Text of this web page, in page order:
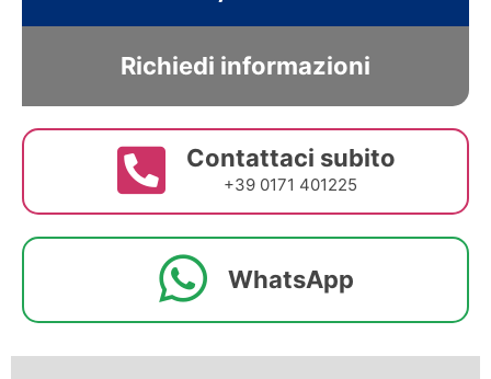
Richiedi informazioni
Contattaci subito
+39 0171 401225
WhatsApp